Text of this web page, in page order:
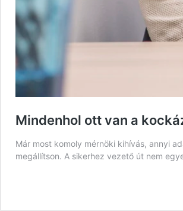
Mindenhol ott van a
Már most komoly mérnöki kihívás, annyi
megállítson. A sikerhez vezető út nem